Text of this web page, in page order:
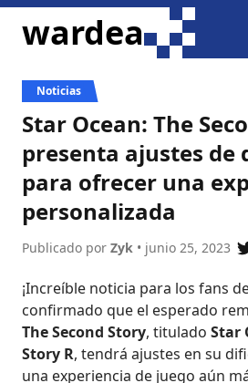
ir al contenido
wardea
Noticias
Star Ocean: The
presenta ajustes de
para ofrecer una
personalizada
Publicado por Zyk • junio 25, 2023
¡Increíble noticia para los fans
confirmado que el esperado
The Second Story, titulado Star
Story R, tendrá ajustes en su
una experiencia de juego aún